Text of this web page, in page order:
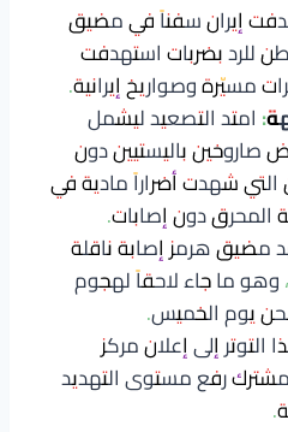
إيران سفناً في مضيق
للرد بضربات استهدفت
مسيّرة وصواريخ إيرانية.
امتد التصعيد ليشمل
صاروخين باليستيين دون
التي شهدت أضراراً مادية في
دون إصابات.
مضيق هرمز إصابة ناقلة
ما جاء لاحقاً لهجوم
يوم الخميس.
التوتر إلى إعلان مركز
رفع مستوى التهديد